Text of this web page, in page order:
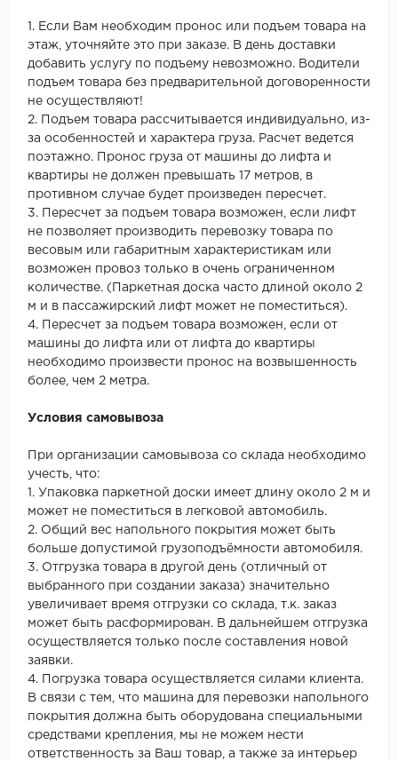
1. Если Вам необходим пронос или подъем товара на
этаж, уточняйте это при заказе. В день доставки
добавить услугу по подъему невозможно. Водители
подъем товара без предварительной договоренности
не осуществляют!
2. Подъем товара рассчитывается индивидуально, из-
за особенностей и характера груза. Расчет ведется
поэтажно. Пронос груза от машины до лифта и
квартиры не должен превышать 17 метров, в
противном случае будет произведен пересчет.
3. Пересчет за подъем товара возможен, если лифт
не позволяет производить перевозку товара по
весовым или габаритным характеристикам или
возможен провоз только в очень ограниченном
количестве. (Паркетная доска часто длиной около 2
м и в пассажирский лифт может не поместиться).
4. Пересчет за подъем товара возможен, если от
машины до лифта или от лифта до квартиры
необходимо произвести пронос на возвышенность
более, чем 2 метра.
Условия самовывоза
При организации самовывоза со склада необходимо
учесть, что:
1. Упаковка паркетной доски имеет длину около 2 м и
может не поместиться в легковой автомобиль.
2. Общий вес напольного покрытия может быть
больше допустимой грузоподъёмности автомобиля.
3. Отгрузка товара в другой день (отличный от
выбранного при создании заказа) значительно
увеличивает время отгрузки со склада, т.к. заказ
может быть расформирован. В дальнейшем отгрузка
осуществляется только после составления новой
заявки.
4. Погрузка товара осуществляется силами клиента.
В связи с тем, что машина для перевозки напольного
покрытия должна быть оборудована специальными
средствами крепления, мы не можем нести
ответственность за Ваш товар, а также за интерьер